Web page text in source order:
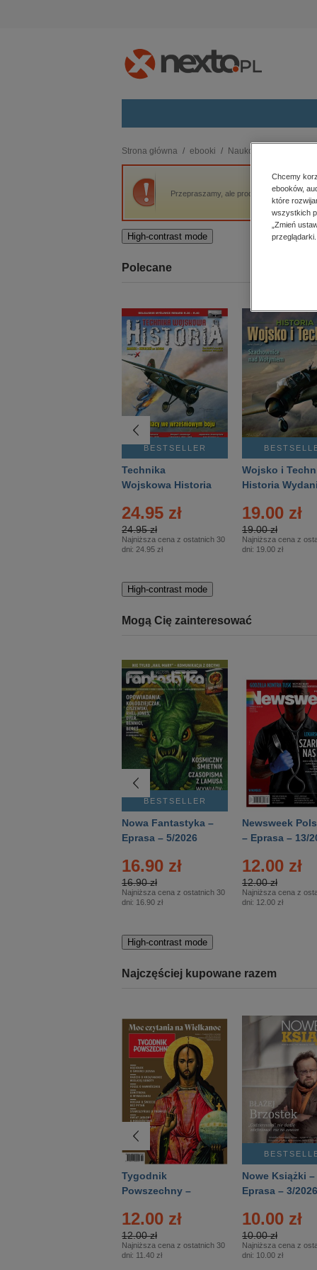
budownictwo, aranżacja wnętrz
biznesowe, branżowe, gospodarka
darmowe wydania
edukacja
kobiece, lifestyle, kultura
Strona główna ebooki Naukowe i
Przepraszamy, ale produkt „Potęga
High-contrast mode
Polecane
BESTSELLER
Technika
Wojskowa Historia
24.95 zł
24.95 zł
Najniższa cena z ostatnich 30
dni: 24.95 zł
Wojsko i
Historia
– 2/2026
19.00 zł
19.00 zł
Najniższa cena z
dni: 19.00 zł
High-contrast mode
Mogą Cię zainteresować
BESTSELLER
Nowa Fantastyka –
Eprasa – 5/2026
16.90 zł
16.90 zł
Najniższa cena z ostatnich 30
dni: 16.90 zł
Newsweek
– Eprasa – 13/
12.00 zł
12.00 zł
Najniższa cena z
dni: 12.00 zł
High-contrast mode
Najczęściej kupowane razem
Tygodnik
Powszechny –
12.00 zł
12.00 zł
Najniższa cena z ostatnich 30
dni: 11.40 zł
Nowe Książki –
Eprasa – 3/2026
10.00 zł
10.00 zł
Najniższa cena z
dni: 10.00 zł
Chcemy
ebooków,
które
wszystkich
„Zmień
przeglądarki.